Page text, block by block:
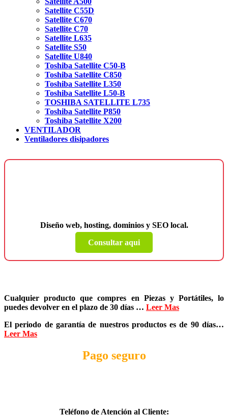
Satellite C55D
Satellite C670
Satellite C70
Satellite L635
Satellite S50
Satellite U840
Toshiba Satellite C50-B
Toshiba Satellite C850
Toshiba Satellite L350
Toshiba Satellite L50-B
TOSHIBA SATELLITE L735
Toshiba Satellite P850
Toshiba Satellite X200
VENTILADOR
Ventiladores disipadores
Diseño web, hosting, dominios y SEO local.
Consultar aqui
Cualquier producto que compres en Piezas y Portátiles, lo
puedes devolver en el plazo de 30 días … Leer Mas
El periodo de garantía de nuestros productos es de 90 días…
Leer Mas
Pago seguro
Teléfono de Atención al Cliente: